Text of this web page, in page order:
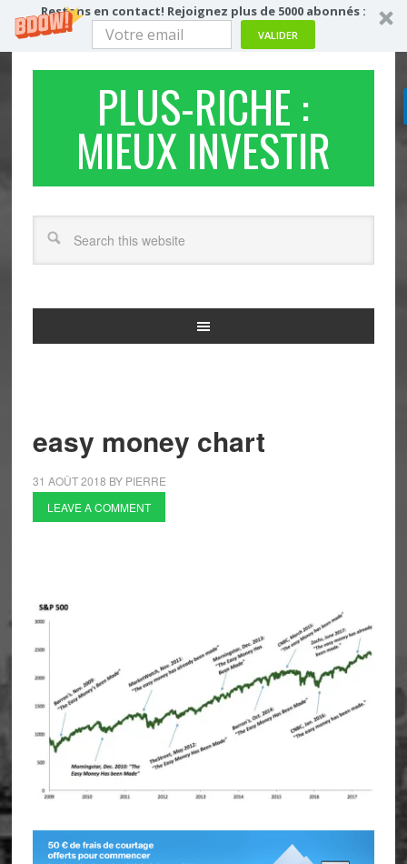
Restons en contact! Rejoignez plus de 5000 abonnés :
VALIDER
PLUS-RICHE :
MIEUX INVESTIR
easy money chart
31 AOÛT 2018 BY PIERRE
LEAVE A COMMENT